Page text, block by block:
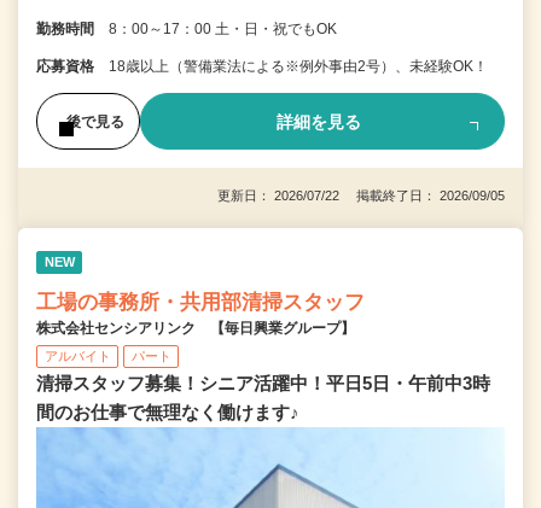
勤務時間 8：00～17：00 土・日・祝でもOK
応募資格 18歳以上（警備業法による※例外事由2号）、未経験OK！
後で見る 詳細を見る
更新日： 2026/07/22 掲載終了日： 2026/09/05
NEW
工場の事務所・共用部清掃スタッフ
株式会社センシアリンク 【毎日興業グループ】
アルバイト パート
清掃スタッフ募集！シニア活躍中！平日5日・午前中3時
間のお仕事で無理なく働けます♪